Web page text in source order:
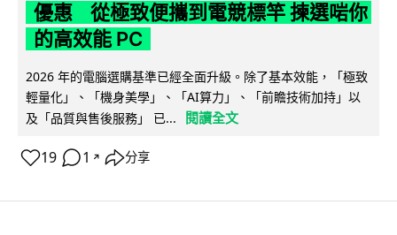
優惠 從極致便攜到電競標竿 揀選啱你
的高效能 PC
2026 年的電腦選購基準已經全面升級。除了基本效能，「極致
輕量化」、「機身美學」、「AI算力」、「前瞻技術加持」以
及「品質與售後服務」 已...
閱讀全文
19 1 ↗ 分享